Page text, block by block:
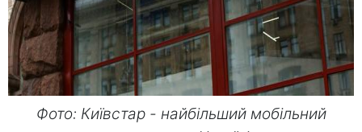
Фото: Київстар - найбільший мобільний